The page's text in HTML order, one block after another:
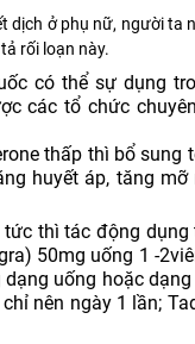
dịch ở phụ nữ, người ta
rối loạn này.
có thể sự dụng
các tổ chức
thấp thì bổ sung
huyết áp, tăng
thì tác động
50mg uống 1 -
uống hoặc
nên ngày 1 lần;